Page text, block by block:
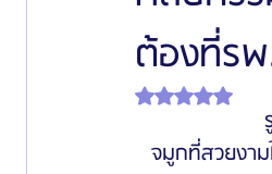
โรงพยาบาลศัลยกรรมเฟรช
โรงพย
ต้องที่ร
ได้รับ NaN เต็ม 5
จมูกที่สวยงาม